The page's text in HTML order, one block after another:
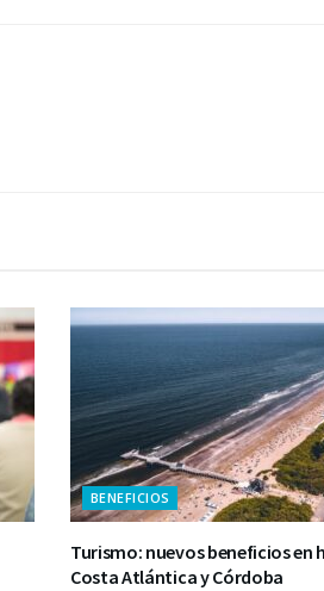
BENEFICIOS
Turismo: nuevos beneficios en
Costa Atlántica y Córdoba